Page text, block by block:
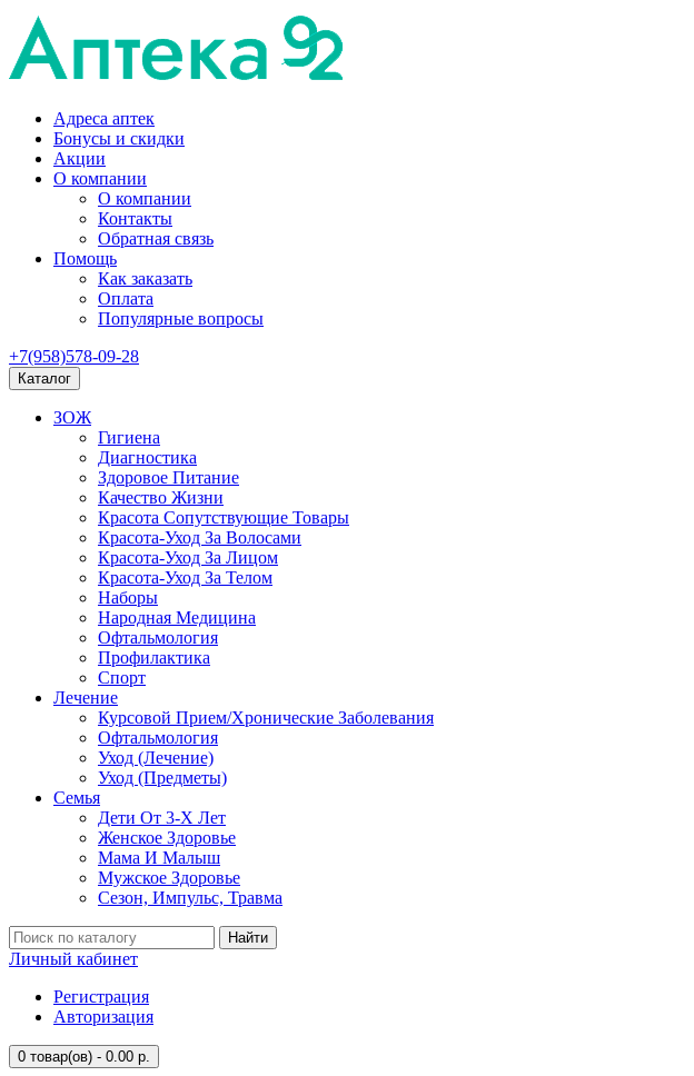
Адреса аптек
Бонусы и скидки
Акции
О компании
О компании
Контакты
Обратная связь
Помощь
Как заказать
Оплата
Популярные вопросы
+7(958)578-09-28
Каталог
ЗОЖ
Гигиена
Диагностика
Здоровое Питание
Качество Жизни
Красота Сопутствующие Товары
Красота-Уход За Волосами
Красота-Уход За Лицом
Красота-Уход За Телом
Наборы
Народная Медицина
Офтальмология
Профилактика
Спорт
Лечение
Курсовой Прием/Хронические Заболевания
Офтальмология
Уход (Лечение)
Уход (Предметы)
Семья
Дети От 3-Х Лет
Женское Здоровье
Мама И Малыш
Мужское Здоровье
Сезон, Импульс, Травма
Найти
Личный кабинет
Регистрация
Авторизация
0 товар(ов) - 0.00 р.